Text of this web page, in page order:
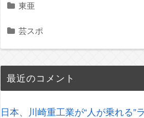
東亜
芸スポ
最近のコメント
日本、川崎重工業が“人が乗れる”